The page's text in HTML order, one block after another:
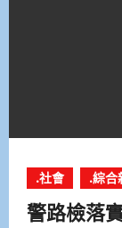
.社會 .綜合
警路檢落